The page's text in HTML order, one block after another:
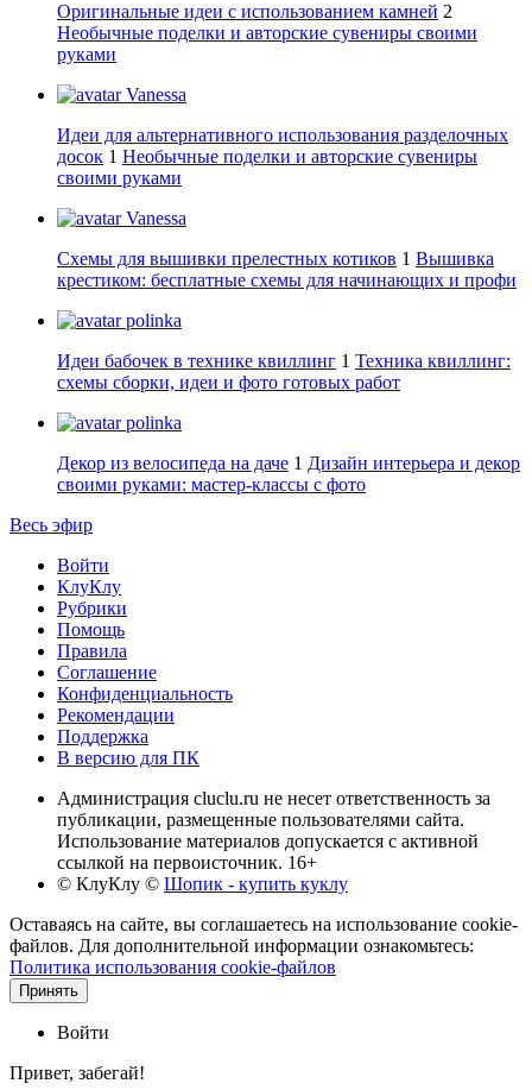
Оригинальные идеи с использованием камней 2
Необычные поделки и авторские сувениры своими
руками
Vanessa
Идеи для альтернативного использования разделочных
досок 1 Необычные поделки и авторские сувениры
своими руками
Vanessa
Схемы для вышивки прелестных котиков 1 Вышивка
крестиком: бесплатные схемы для начинающих и профи
polinka
Идеи бабочек в технике квиллинг 1 Техника квиллинг:
схемы сборки, идеи и фото готовых работ
polinka
Декор из велосипеда на даче 1 Дизайн интерьера и декор
своими руками: мастер-классы с фото
Весь эфир
Войти
КлуКлу
Рубрики
Помощь
Правила
Соглашение
Конфиденциальность
Рекомендации
Поддержка
В версию для ПК
Администрация cluclu.ru не несет ответственность за
публикации, размещенные пользователями сайта.
Использование материалов допускается с активной
ссылкой на первоисточник. 16+
© КлуКлу © Шопик - купить куклу
Оставаясь на сайте, вы соглашаетесь на использование cookie-
файлов. Для дополнительной информации ознакомьтесь:
Политика использования cookie-файлов
Принять
Войти
Привет, забегай!